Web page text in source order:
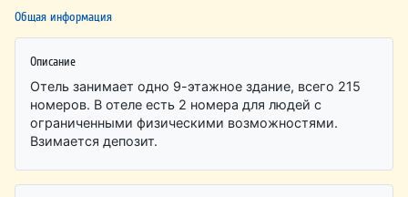
Общая информация
Описание
Отель занимает одно 9-этажное здание, всего 215
номеров. В отеле есть 2 номера для людей с
ограниченными физическими возможностями.
Взимается депозит.